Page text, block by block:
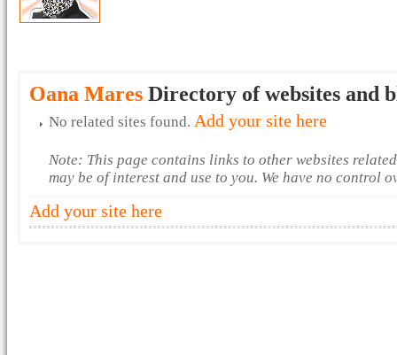
Oana Mares Directory of websites and
No related sites found. Add your site here
Note: This page contains links to other websites
may be of interest and use to you. We have no control
Add your site here